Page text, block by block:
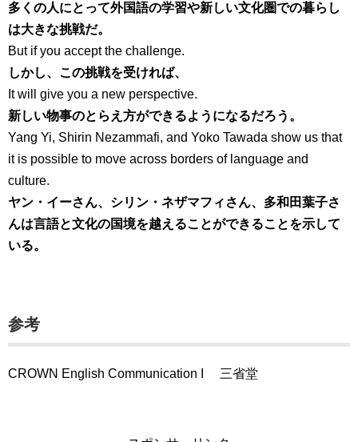
多くの人にとって外国語の学習や新しい文化圏での暮らし
は大きな挑戦だ。
But if you accept the challenge.
しかし、この挑戦を受ければ、
It will give you a new perspective.
新しい物事のとらえ方ができるようになるだろう。
Yang Yi, Shirin Nezammafi, and Yoko Tawada show us that
it is possible to move across borders of language and
culture.
ヤン・イーさん、シリン・ネザマフィさん、多和田葉子さ
んは言語と文化の国境を越えることができることを示して
いる。
参考
CROWN English Communication I 三省堂